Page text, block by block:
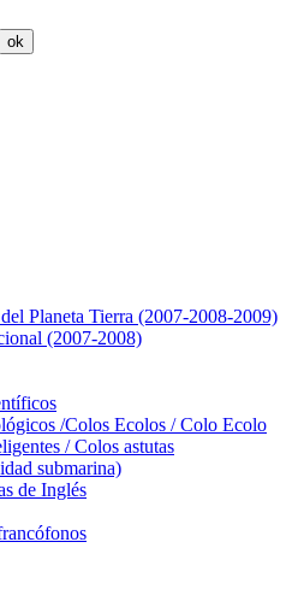
Planeta Tierra (2007-2008-2009)
(2007-2008)
/Colos Ecolos / Colo Ecolo
/ Colos astutas
submarina)
de Inglés